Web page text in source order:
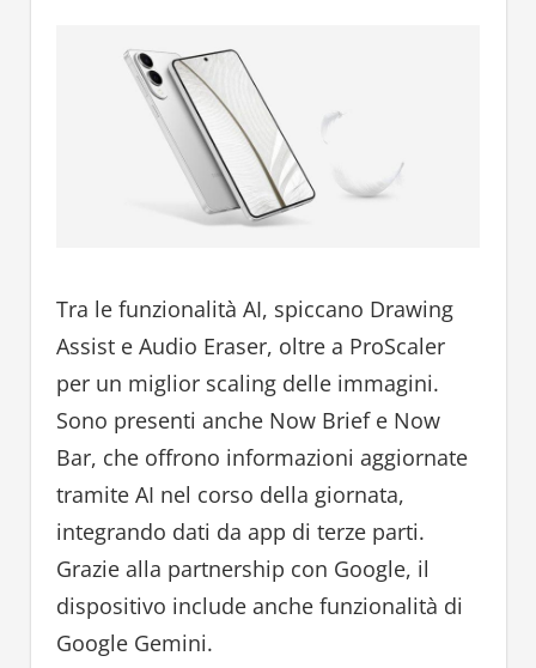
Tra le funzionalità AI, spiccano Drawing
Assist e Audio Eraser, oltre a ProScaler
per un miglior scaling delle immagini.
Sono presenti anche Now Brief e Now
Bar, che offrono informazioni aggiornate
tramite AI nel corso della giornata,
integrando dati da app di terze parti.
Grazie alla partnership con Google, il
dispositivo include anche funzionalità di
Google Gemini.